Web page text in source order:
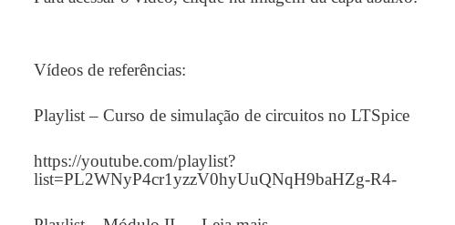
Vídeos de referências:
Playlist – Curso de simulação de circuitos no LTSpice
https://youtube.com/playlist?
list=PL2WNyP4cr1yzzV0hyUuQNqH9baHZg-R4-